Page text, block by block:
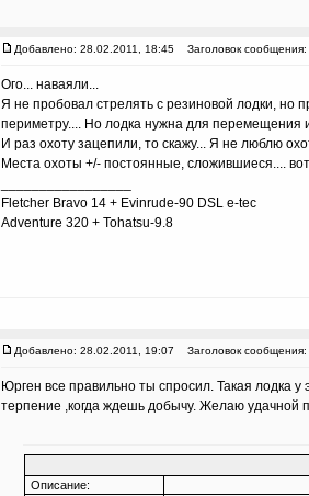
Добавлено: 28.02.2011, 18:45 Заголовок сообщения:
Ого... наваяли...
Я не пробовал стрелять с резиновой лодки, но
периметру.... Но лодка нужна для перемещения
И раз охоту зацепили, то скажу... Я не люблю
Места охоты +/- постоянные, сложившиеся....
Fletcher Bravo 14 + Evinrude-90 DSL e-tec
Adventure 320 + Tohatsu-9.8
Добавлено: 28.02.2011, 19:07 Заголовок сообщения:
Юрген все правильно ты спросил. Такая лодка
терпение ,когда ждешь добычу. Желаю удачной
Описание: